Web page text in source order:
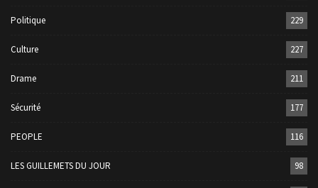
Politique 229
Culture 227
Drame 211
Sécurité 177
PEOPLE 116
LES GUILLEMETS DU JOUR 98